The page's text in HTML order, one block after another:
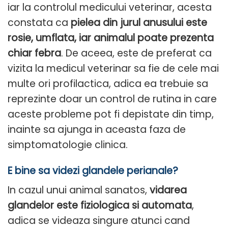
iar la controlul medicului veterinar, acesta
constata ca pielea din jurul anusului este
rosie, umflata, iar animalul poate prezenta
chiar febra. De aceea, este de preferat ca
vizita la medicul veterinar sa fie de cele mai
multe ori profilactica, adica ea trebuie sa
reprezinte doar un control de rutina in care
aceste probleme pot fi depistate din timp,
inainte sa ajunga in aceasta faza de
simptomatologie clinica.
E bine sa videzi glandele perianale?
In cazul unui animal sanatos, vidarea
glandelor este fiziologica si automata,
adica se videaza singure atunci cand